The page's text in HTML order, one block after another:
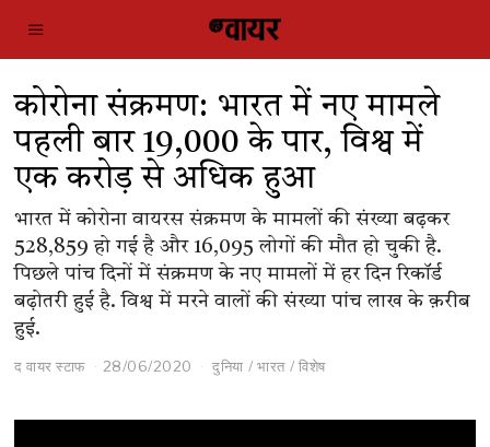
कोरोना संक्रमण: भारत में नए मामले
पहली बार 19,000 के पार, विश्व में
एक करोड़ से अधिक हुआ
भारत में कोरोना वायरस संक्रमण के मामलों की संख्या बढ़कर
528,859 हो गई है और 16,095 लोगों की मौत हो चुकी है.
पिछले पांच दिनों में संक्रमण के नए मामलों में हर दिन रिकॉर्ड
बढ़ोतरी हुई है. विश्व में मरने वालों की संख्या पांच लाख के क़रीब
हुई.
द वायर स्टाफ 28/06/2020 दुनिया / भारत / विशेष